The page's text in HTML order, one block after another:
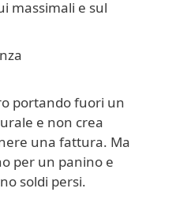
massimali e sul
portando fuori un
e non crea
una fattura. Ma
per un panino e
soldi persi.